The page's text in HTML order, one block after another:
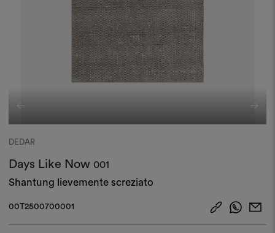
DEDAR
Days Like Now 001
Shantung lievemente screziato
00T2500700001